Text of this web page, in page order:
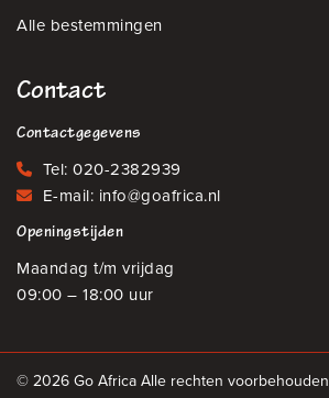
Alle bestemmingen
Contact
Contactgegevens
Tel: 020-2382939
E-mail: info@goafrica.nl
Openingstijden
Maandag t/m vrijdag
09:00 – 18:00 uur
© 2026 Go Africa Alle rechten voorbehouden